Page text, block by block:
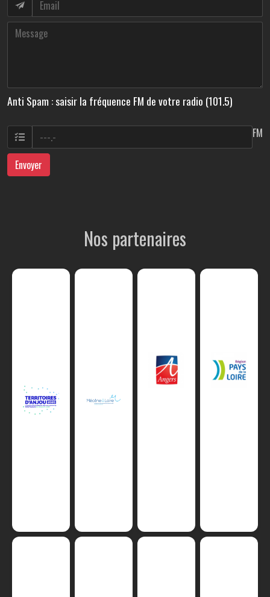
Anti Spam : saisir la fréquence FM de votre radio (101.5)
FM
Envoyer
Nos partenaires